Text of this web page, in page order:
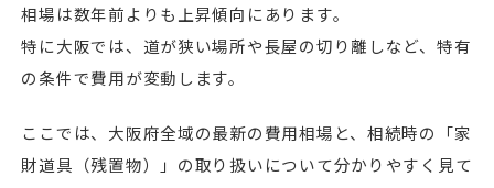
相場は数年前よりも上昇傾向にあります。
特に大阪では、道が狭い場所や長屋の切り離しなど、特有
の条件で費用が変動します。
ここでは、大阪府全域の最新の費用相場と、相続時の「家
財道具（残置物）」の取り扱いについて分かりやすく見て